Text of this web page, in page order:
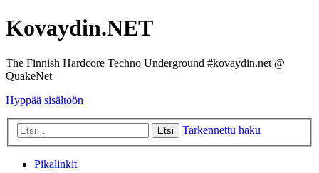
Kovaydin.NET
The Finnish Hardcore Techno Underground #kovaydin.net @
QuakeNet
Hyppää sisältöön
Etsi Tarkennettu haku
Pikalinkit